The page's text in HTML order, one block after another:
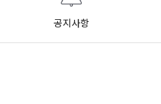
공지사항